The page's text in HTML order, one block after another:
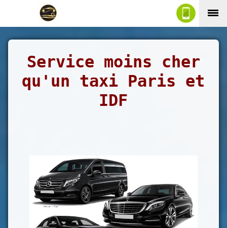
Service moins cher
qu'un taxi Paris et
IDF